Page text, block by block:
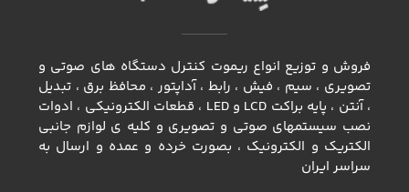
فروش و توزیع انواع ريموت كنترل دستگاه های صوتی و
تصویری ، سيم ، فيش ، رابط ، آداپتور ، محافظ برق ، تبديل
، آنتن ، پايه براكت LCD و LED ، قطعات الكترونيكي ، ادوات
نصب سيستمهاي صوتي و تصويري و كليه ي لوازم جانبي
الكتريك و الكترونيك ، بصورت خرده و عمده و ارسال به
سراسر ايران